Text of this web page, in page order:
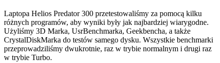
Laptopa Helios Predator 300 przetestowaliśmy za pomocą kilku
różnych programów, aby wyniki były jak najbardziej wiarygodne.
Użyliśmy 3D Marka, UsrBenchmarka, Geekbencha, a także
CrystalDiskMarka do testów samego dysku. Wszystkie benchmarki
przeprowadziliśmy dwukrotnie, raz w trybie normalnym i drugi raz
w trybie Turbo.